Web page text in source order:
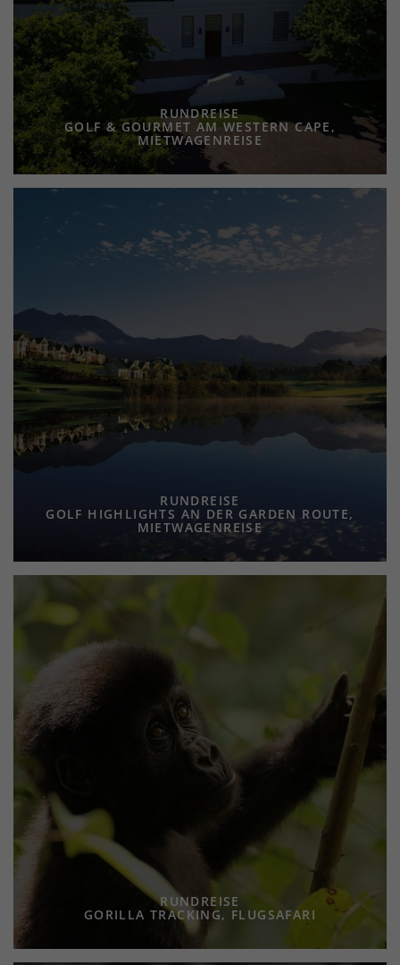
RUNDREISE
GOLF & GOURMET AM WESTERN CAPE,
MIETWAGENREISE
RUNDREISE
GOLF HIGHLIGHTS AN DER GARDEN ROUTE,
MIETWAGENREISE
RUNDREISE
GORILLA TRACKING, FLUGSAFARI